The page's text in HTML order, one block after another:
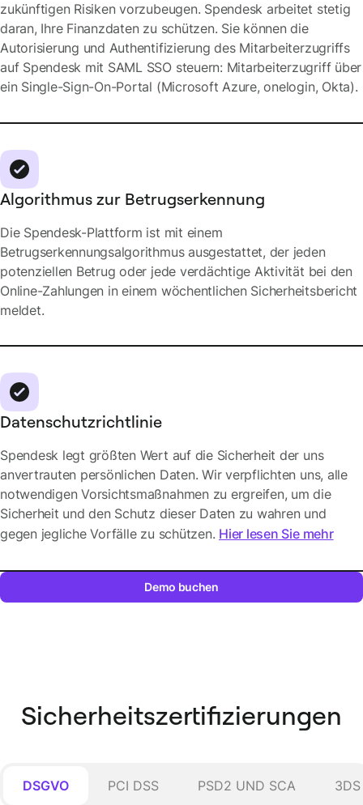
zukünftigen Risiken vorzubeugen. Spendesk arbeitet stetig
daran, Ihre Finanzdaten zu schützen. Sie können die
Autorisierung und Authentifizierung des Mitarbeiterzugriffs
auf Spendesk mit SAML SSO steuern: Mitarbeiterzugriff über
ein Single-Sign-On-Portal (Microsoft Azure, onelogin, Okta).
Algorithmus zur Betrugserkennung
Die Spendesk-Plattform ist mit einem
Betrugserkennungsalgorithmus ausgestattet, der jeden
potenziellen Betrug oder jede verdächtige Aktivität bei den
Online-Zahlungen in einem wöchentlichen Sicherheitsbericht
meldet.
Datenschutzrichtlinie
Spendesk legt größten Wert auf die Sicherheit der uns
anvertrauten persönlichen Daten. Wir verpflichten uns, alle
notwendigen Vorsichtsmaßnahmen zu ergreifen, um die
Sicherheit und den Schutz dieser Daten zu wahren und
gegen jegliche Vorfälle zu schützen. Hier lesen Sie mehr
Demo buchen
Sicherheitszertifizierungen
DSGVO PCI DSS PSD2 UND SCA 3DS